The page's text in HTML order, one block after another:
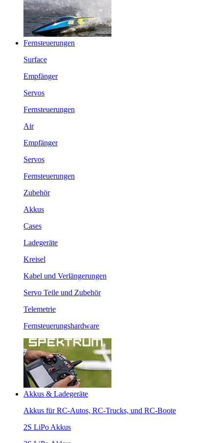
Fernsteuerungen
Surface
Empfänger
Servos
Fernsteuerungen
Air
Empfänger
Servos
Fernsteuerungen
Zubehör
Akkus
Cases
Ladegeräte
Kreisel
Kabel und Verlängerungen
Servo Teile und Zubehör
Telemetrie
Fernsteuerungshardware
Akkus & Ladegeräte
Akkus für RC-Autos, RC-Trucks, und RC-Boote
2S LiPo Akkus